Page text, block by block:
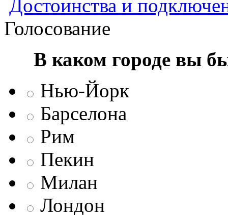
Достоинства и
Голосование
В каком городе вы
Нью-Йорк
Барселона
Рим
Пекин
Милан
Лондон